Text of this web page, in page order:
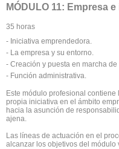
MÓDULO 11: Empresa
35 horas
- Iniciativa emprendedora.
- La empresa y su entorno.
- Creación y puesta en marcha de
- Función administrativa.
Este módulo profesional
propia iniciativa en el ámbito
hacia la asunción de
ajena.
Las líneas de actuación en el
alcanzar los objetivos del módulo